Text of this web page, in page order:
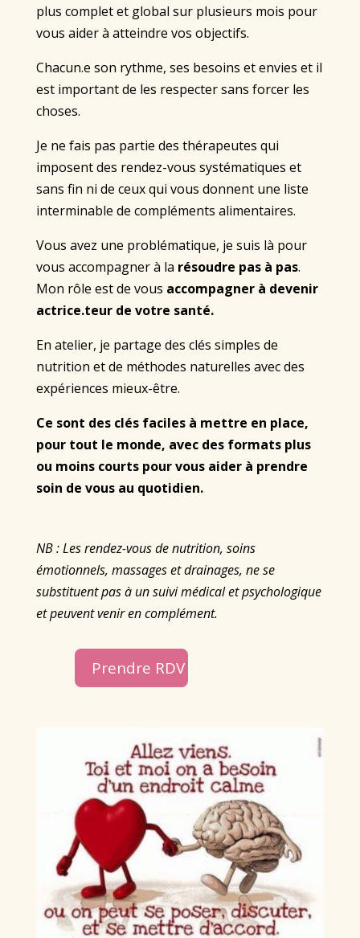
plus complet et global sur plusieurs mois pour
vous aider à atteindre vos objectifs.
Chacun.e son rythme, ses besoins et envies et il
est important de les respecter sans forcer les
choses.
Je ne fais pas partie des thérapeutes qui
imposent des rendez-vous systématiques et
sans fin ni de ceux qui vous donnent une liste
interminable de compléments alimentaires.
Vous avez une problématique, je suis là pour
vous accompagner à la résoudre pas à pas.
Mon rôle est de vous accompagner à devenir
actrice.teur de votre santé.
En atelier, je partage des clés simples de
nutrition et de méthodes naturelles avec des
expériences mieux-être.
Ce sont des clés faciles à mettre en place,
pour tout le monde, avec des formats plus
ou moins courts pour vous aider à prendre
soin de vous au quotidien.
NB : Les rendez-vous de nutrition, soins
émotionnels, massages et drainages, ne se
substituent pas à un suivi médical et psychologique
et peuvent venir en complément.
Prendre RDV